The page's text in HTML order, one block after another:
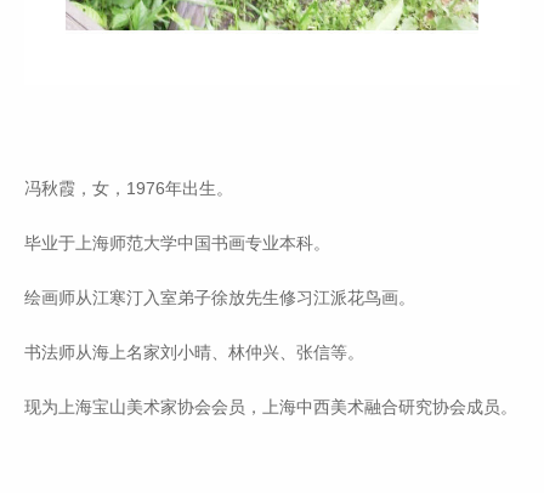
冯秋霞，女，1976年出生。
毕业于上海师范大学中国书画专业本科。
绘画师从江寒汀入室弟子徐放先生修习江派花鸟画。
书法师从海上名家刘小晴、林仲兴、张信等。
现为上海宝山美术家协会会员，上海中西美术融合研究协会成员。